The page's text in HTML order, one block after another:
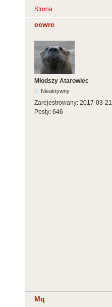
Strona
ccwrc
Młodszy Atarowiec
Nieaktywny
Zarejestrowany: 2017-03-21
Posty: 646
Mq